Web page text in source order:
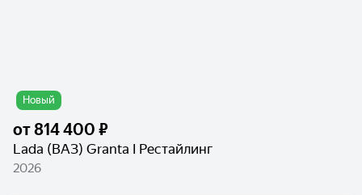
Новый
от814 400 ₽
Lada (ВАЗ) Granta I Рестайлинг
2026